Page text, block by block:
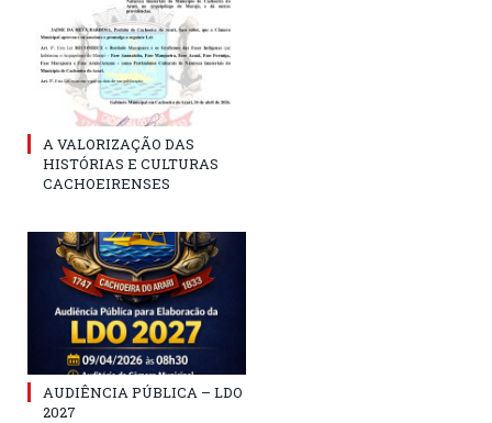
A VALORIZAÇÃO DAS
HISTÓRIAS E CULTURAS
CACHOEIRENSES
AUDIÊNCIA PÚBLICA – LDO
2027